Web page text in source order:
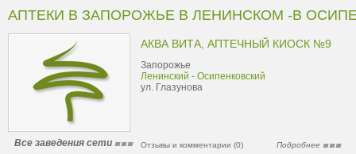
АПТЕКИ В ЗАПОРОЖЬЕ В ЛЕНИНСКОМ -В
АКВА ВИТА, АПТЕЧНЫЙ КИОСК №9
Запорожье
Ленинский - Осипенковский
ул. Глазунова
Все заведения сети Отзывы и комментарии (0) Подробнее